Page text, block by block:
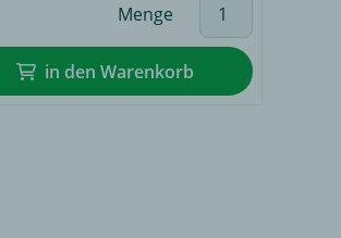
Menge
in den Warenkorb